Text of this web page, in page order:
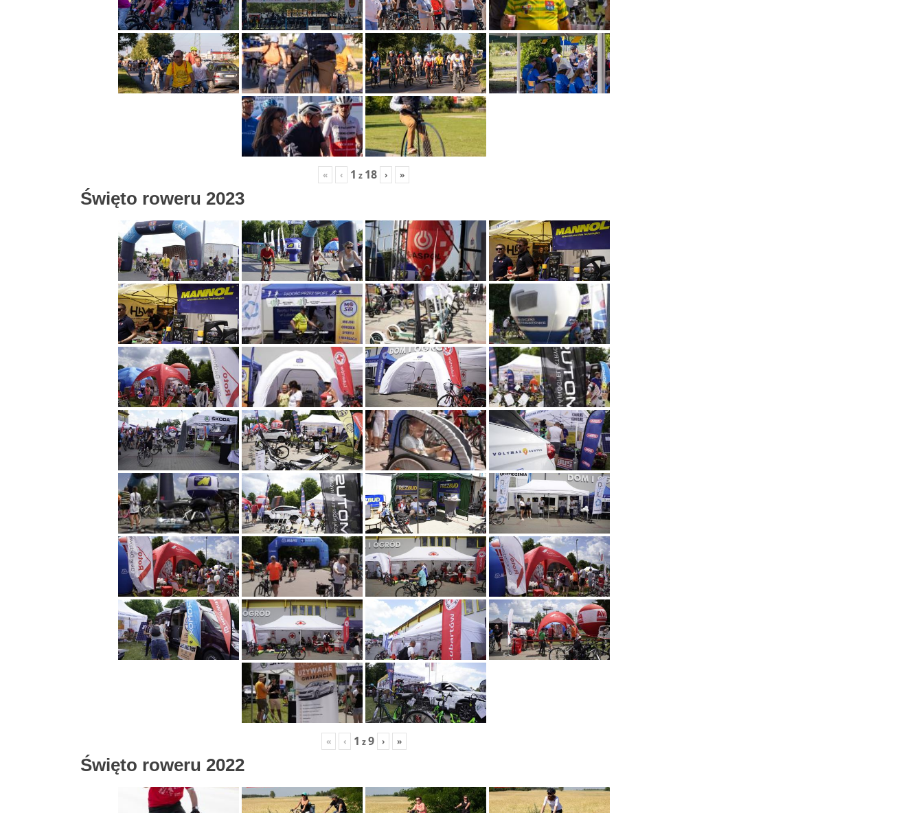
« ‹ 1 z 18 › »
Święto roweru 2023
« ‹ 1 z9 › »
Święto roweru 2022